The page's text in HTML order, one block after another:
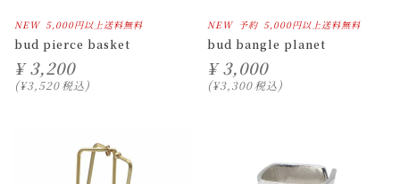
NEW 5,000円以上送料無料
bud pierce basket
¥ 3,200
¥3,520税込
NEW 予約 5,000円以上送料無料
bud bangle planet
¥ 3,000
¥3,300税込